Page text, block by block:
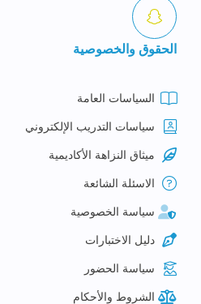
الحقوق والخصوصية
السياسات العامة
سياسات التدريب الإلكتروني
ميثاق النزاهة الأكاديمية
الاسئلة الشائعة
سياسة الخصوصية
دليل الاختبارات
سياسة الحضور
الشروط والأحكام